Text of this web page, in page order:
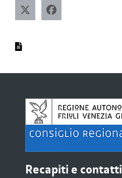
Recapiti e contatti